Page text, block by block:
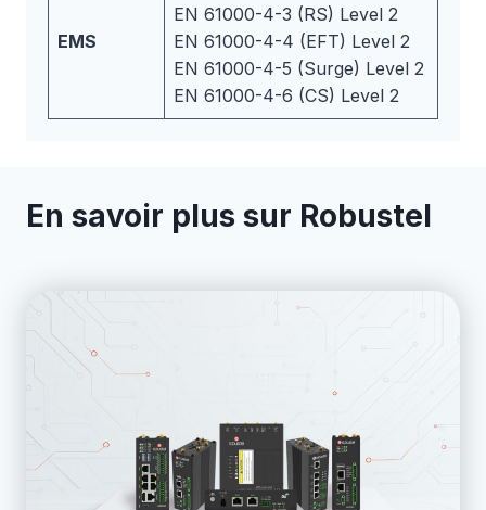
EMS
EN 61000-4-3 (RS) Level 2
EN 61000-4-4 (EFT) Level 2
EN 61000-4-5 (Surge) Level 2
EN 61000-4-6 (CS) Level 2
En savoir plus sur Robustel